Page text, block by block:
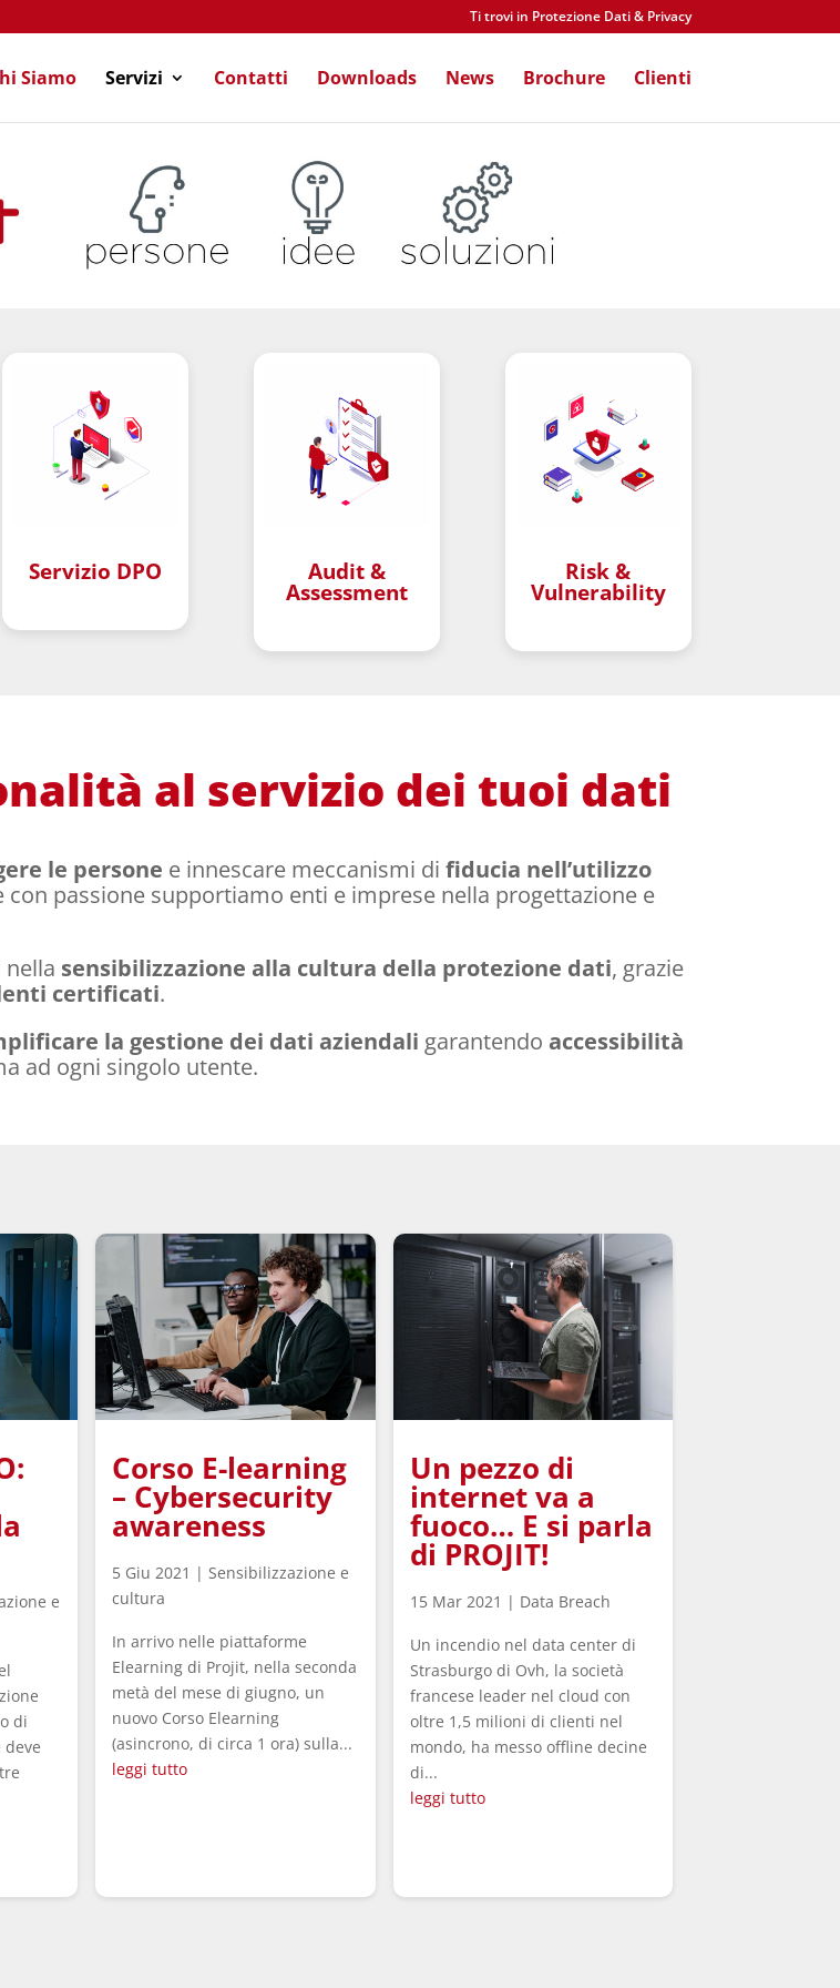
Ti trovi in Protezione Dati & Privacy
Siamo Servizi Contatti Downloads News Brochure Clienti
Servizio DPO Audit &
Assessment
Risk &
Vulnerability
al servizio dei tuoi dati
le persone e innescare meccanismi difiducia nell’utilizzo
con passione supportiamo enti e imprese nella progettazione e
sensibilizzazione alla cultura della protezione dati, grazie
certificati.
la gestione dei dati aziendali garantendo accessibilità
ad ogni singolo utente.
e
di
Corso E-learning
– Cybersecurity
awareness
5 Giu 2021 | Sensibilizzazione e
cultura
In arrivo nelle piattaforme
Elearning di Projit, nella seconda
metà del mese di giugno, un
nuovo Corso Elearning
(asincrono, di circa 1 ora) sulla...
leggi tutto
Un pezzo di
internet va a
fuoco… E si parla
di PROJIT!
15 Mar 2021 | Data Breach
Un incendio nel data center di
Strasburgo di Ovh, la società
francese leader nel cloud con
oltre 1,5 milioni di clienti nel
mondo, ha messo offline decine
di...
leggi tutto